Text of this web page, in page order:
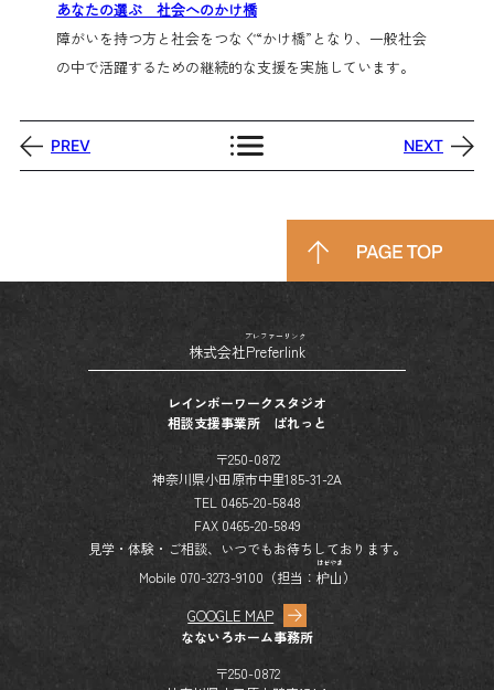
あなたの選ぶ 社会へのかけ橋
障がいを持つ方と社会をつなぐ“かけ橋”となり、一般社会
の中で活躍するための継続的な支援を実施しています。
PREV NEXT
株式会社Preferlink
プレファーリンク
レインボーワークスタジオ
相談支援事業所 ぱれっと
〒250-0872
神奈川県小田原市中里185-31-2A
TEL 0465-20-5848
FAX 0465-20-5849
見学・体験・ご相談、いつでもお待ちしております。
Mobile 070-3273-9100（担当： 枦山
はぜやま
）
GOOGLE MAP
なないろホーム事務所
〒250-0872